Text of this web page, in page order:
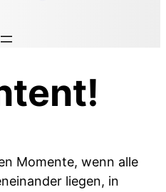
Momente, wenn alle
liegen, in